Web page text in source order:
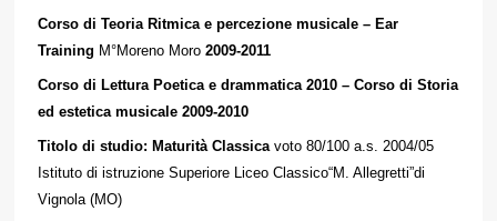
Corso di Teoria Ritmica e percezione musicale – Ear
Training M°Moreno Moro2009-2011
Corso di Lettura Poetica e drammatica 2010 – Corso di Storia
ed estetica musicale 2009-2010
Titolo di studio: Maturità Classicavoto 80/100 a.s. 2004/05
Istituto di istruzione Superiore Liceo Classico“M. Allegretti”di
Vignola (MO)